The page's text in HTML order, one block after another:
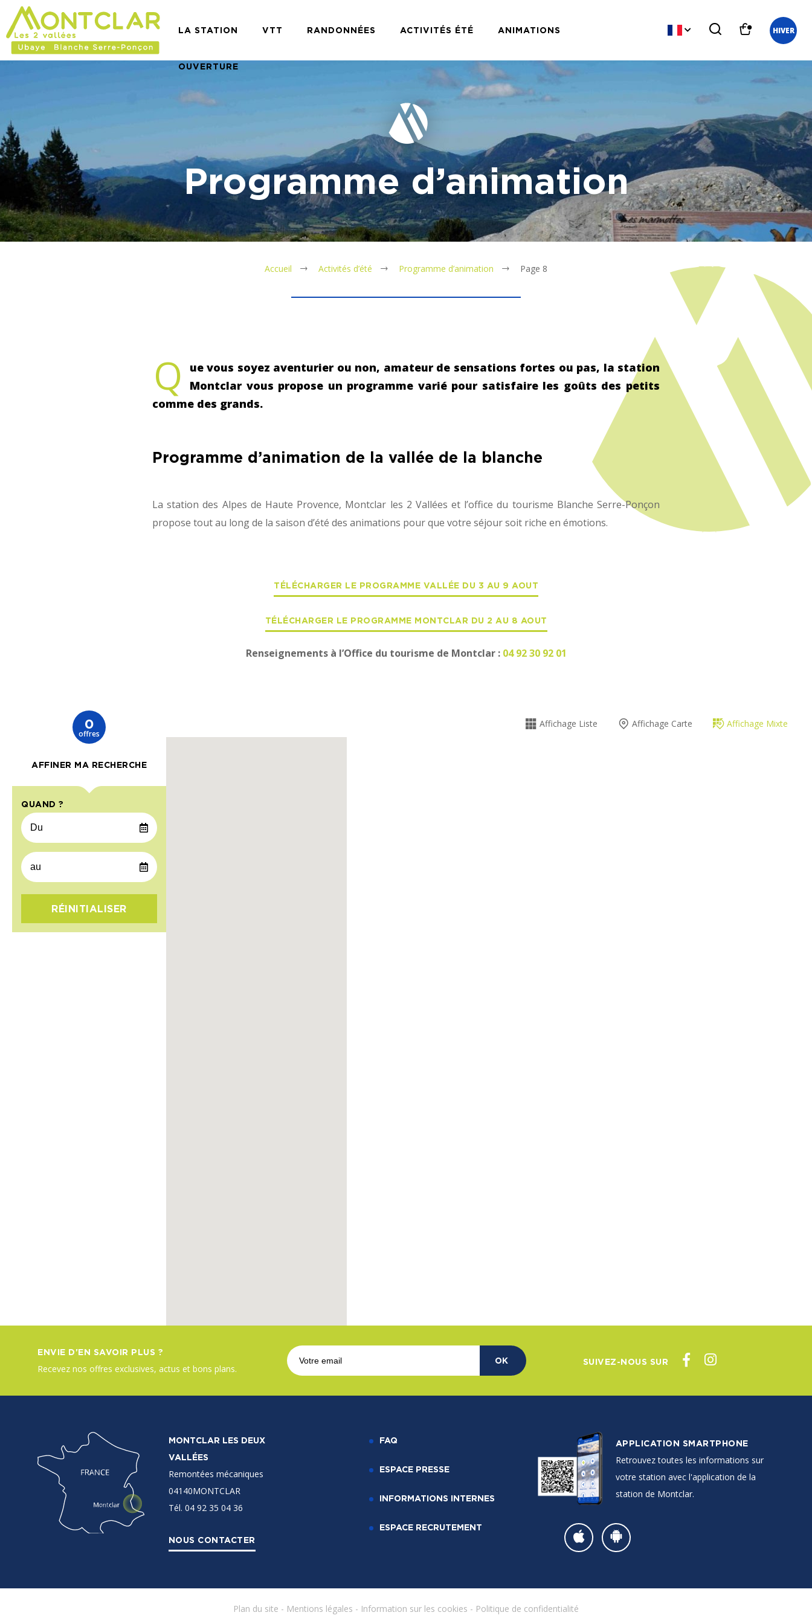
LA STATION VTT RANDONNÉES ACTIVITÉS ÉTÉ ANIMATIONS
OUVERTURE
HIVER
Programme d’animation
Accueil Activités d’été Programme d’animation Page 8
Q
ue vous soyez aventurier ou non, amateur de sensations fortes ou pas, la station
Montclar vous propose un programme varié pour satisfaire les goûts des petits
comme des grands.
Programme d’animation de la vallée de la blanche
La station des Alpes de Haute Provence, Montclar les 2 Vallées et l’office du tourisme Blanche Serre-Ponçon
propose tout au long de la saison d’été des animations pour que votre séjour soit riche en émotions.
TÉLÉCHARGER LE PROGRAMME VALLÉE DU 3 AU 9 AOUT
TÉLÉCHARGER LE PROGRAMME MONTCLAR DU 2 AU 8 AOUT
Renseignements à l’Office du tourisme de Montclar : 04 92 30 92 01
0
offres
AFFINER MA RECHERCHE
QUAND ?
Affichage Liste Affichage Carte Affichage Mixte
ENVIE D'EN SAVOIR PLUS ?
Recevez nos offres exclusives, actus et bons plans.
OK SUIVEZ-NOUS SUR
MONTCLAR LES DEUX
VALLÉES
Remontées mécaniques
04140MONTCLAR
Tél. 04 92 35 04 36
NOUS CONTACTER
FAQ
ESPACE PRESSE
INFORMATIONS INTERNES
ESPACE RECRUTEMENT
APPLICATION SMARTPHONE
Retrouvez toutes les informations sur
votre station avec l'application de la
station de Montclar.
Plan du site - Mentions légales - Information sur les cookies - Politique de confidentialité